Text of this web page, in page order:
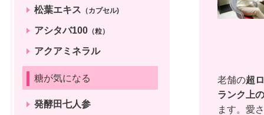
老舗の超
ランク上
ます。愛
松葉エキス （カプセル)
アシタバ100 （粒）
アクアミネラル
糖が気になる
発酵田七人参